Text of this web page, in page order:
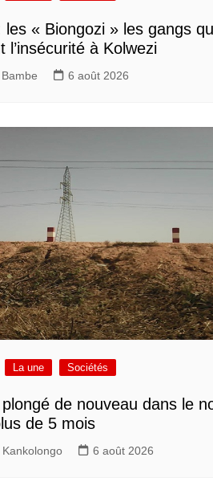
les « Biongozi » les gangs
l’insécurité à Kolwezi
6 août 2026
La une Sociétés
de nouveau dans le
de 5 mois
Kankolongo 6 août 2026